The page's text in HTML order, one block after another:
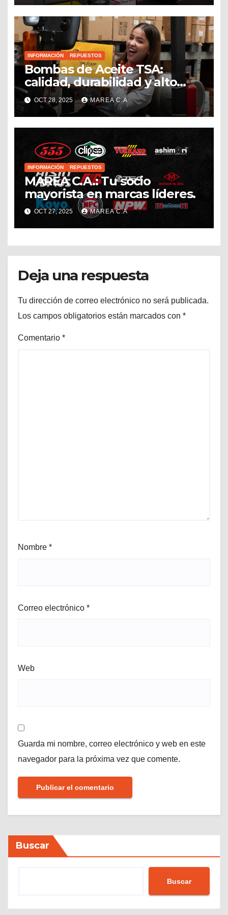
repuestero venezolano
INFORMACIÓN REPUESTOS
Bombas de Aceite TSA:
calidad, durabilidad y alto
rendimiento
OCT 28, 2025 MAREA C.A
INFORMACIÓN REPUESTOS
MAREA C.A.: Tu socio
mayorista en marcas líderes.
OCT 27, 2025 MAREA C.A
Deja una respuesta
Tu dirección de correo electrónico no será publicada.
Los campos obligatorios están marcados con *
Comentario *
Nombre *
Correo electrónico *
Web
Guarda mi nombre, correo electrónico y web en este
navegador para la próxima vez que comente.
Buscar
Buscar